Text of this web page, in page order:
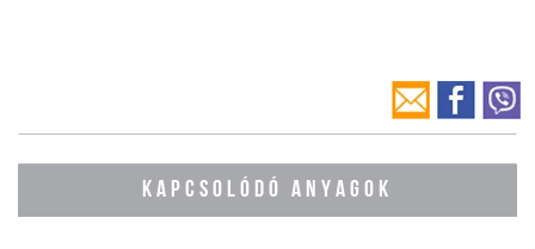
KAPCSOLÓDÓ ANYAGOK